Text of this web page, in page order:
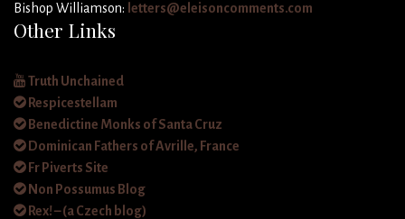
Bishop Williamson: letters@eleisoncomments.com
Other Links
Truth Unchained
Respicestellam
Benedictine Monks of Santa Cruz
Dominican Fathers of Avrille, France
Fr Piverts Site
Non Possumus Blog
Rex! – (a Czech blog)